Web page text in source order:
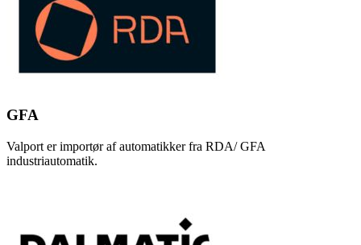
GFA
Valport er importør af automatikker fra RDA/ GFA
industriautomatik.